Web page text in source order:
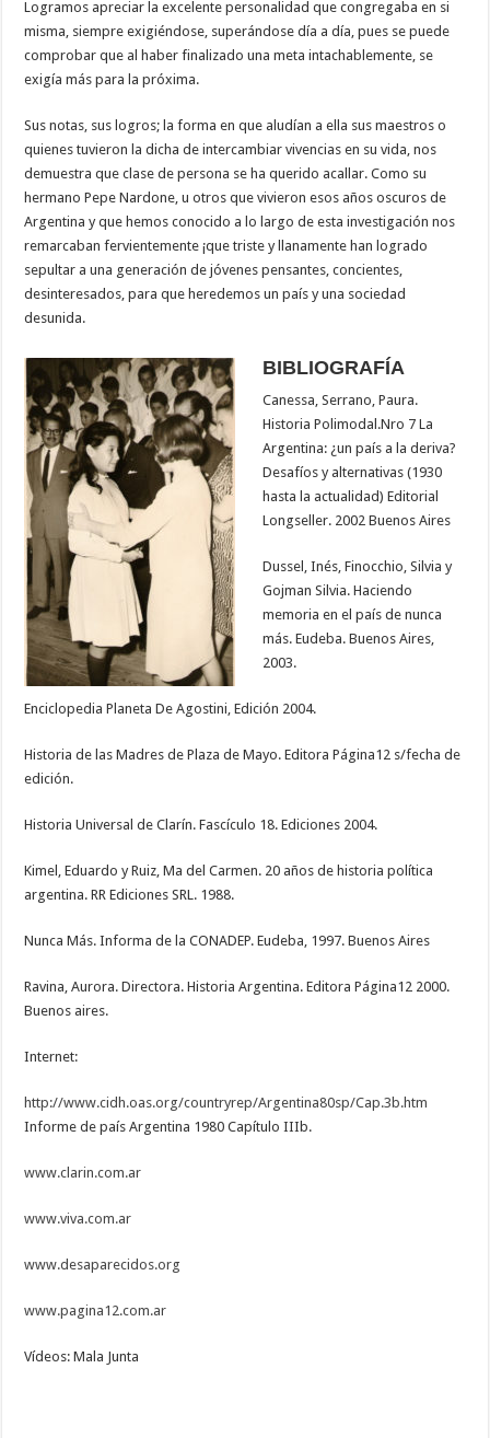
Logramos apreciar la excelente personalidad que congregaba en si
misma, siempre exigiéndose, superándose día a día, pues se puede
comprobar que al haber finalizado una meta intachablemente, se
exigía más para la próxima.
Sus notas, sus logros; la forma en que aludían a ella sus maestros o
quienes tuvieron la dicha de intercambiar vivencias en su vida, nos
demuestra que clase de persona se ha querido acallar. Como su
hermano Pepe Nardone, u otros que vivieron esos años oscuros de
Argentina y que hemos conocido a lo largo de esta investigación nos
remarcaban fervientemente ¡que triste y llanamente han logrado
sepultar a una generación de jóvenes pensantes, concientes,
desinteresados, para que heredemos un país y una sociedad
desunida.
BIBLIOGRAFÍA
Canessa, Serrano, Paura.
Historia Polimodal.Nro 7 La
Argentina: ¿un país a la deriva?
Desafíos y alternativas (1930
hasta la actualidad) Editorial
Longseller. 2002 Buenos Aires
Dussel, Inés, Finocchio, Silvia y
Gojman Silvia. Haciendo
memoria en el país de nunca
más. Eudeba. Buenos Aires,
2003.
Enciclopedia Planeta De Agostini, Edición 2004.
Historia de las Madres de Plaza de Mayo. Editora Página12 s/fecha de
edición.
Historia Universal de Clarín. Fascículo 18. Ediciones 2004.
Kimel, Eduardo y Ruiz, Ma del Carmen. 20 años de historia política
argentina. RR Ediciones SRL. 1988.
Nunca Más. Informa de la CONADEP. Eudeba, 1997. Buenos Aires
Ravina, Aurora. Directora. Historia Argentina. Editora Página12 2000.
Buenos aires.
Internet:
http://www.cidh.oas.org/countryrep/Argentina80sp/Cap.3b.htm
Informe de país Argentina 1980 Capítulo IIIb.
www.clarin.com.ar
www.viva.com.ar
www.desaparecidos.org
www.pagina12.com.ar
Vídeos: Mala Junta